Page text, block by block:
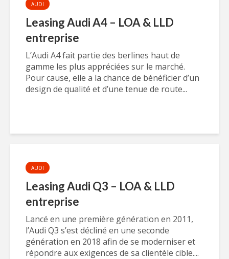
AUDI
Leasing Audi A4 – LOA & LLD
entreprise
L’Audi A4 fait partie des berlines haut de
gamme les plus appréciées sur le marché.
Pour cause, elle a la chance de bénéficier d’un
design de qualité et d’une tenue de route...
AUDI
Leasing Audi Q3 – LOA & LLD
entreprise
Lancé en une première génération en 2011,
l’Audi Q3 s’est décliné en une seconde
génération en 2018 afin de se moderniser et
répondre aux exigences de sa clientèle cible....